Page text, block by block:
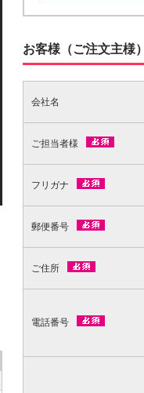
お客様（ご注文主様
会社名
ご担当者様
フリガナ
郵便番号
ご住所
電話番号